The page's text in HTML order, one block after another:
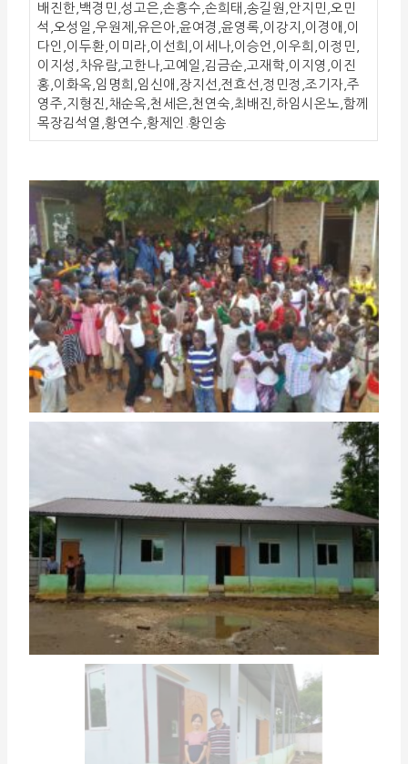
배진한,백경민,성고은,손흥수,손희태,송길원,안지민,오민
석,오성일,우원제,유은아,윤여경,윤영록,이강지,이경애,이
다인,이두환,이미라,이선희,이세나,이승언,이우희,이정민,
이지성,차유람,고한나,고예일,김금순,고재학,이지영,이진
홍,이화옥,임명희,임신애,장지선,전효선,정민정,조기자,주
영주,지형진,채순옥,천세은,천연숙,최배진,하임시온노,함께
목장김석열,황연수,황제인.황인송